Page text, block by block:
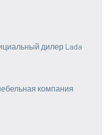
дилер Lada
компания